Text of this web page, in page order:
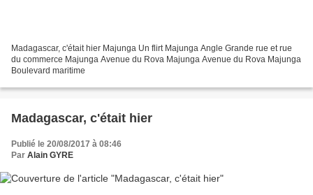
Madagascar, c'était hier Majunga Un flirt Majunga Angle Grande rue et rue
du commerce Majunga Avenue du Rova Majunga Avenue du Rova Majunga
Boulevard maritime
Madagascar, c'était hier
Publié le 20/08/2017 à 08:46
Par Alain GYRE